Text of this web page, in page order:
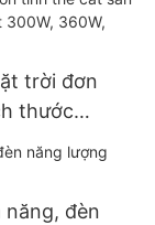
trời đơn
thước
đèn